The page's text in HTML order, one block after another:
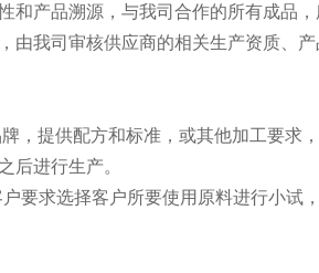
产品溯源，与我司合作的所有成品，
由我司审核供应商的相关生产资质、
提供配方和标准，或其他加工要求
后进行生产。
求选择客户所要使用原料进行小试